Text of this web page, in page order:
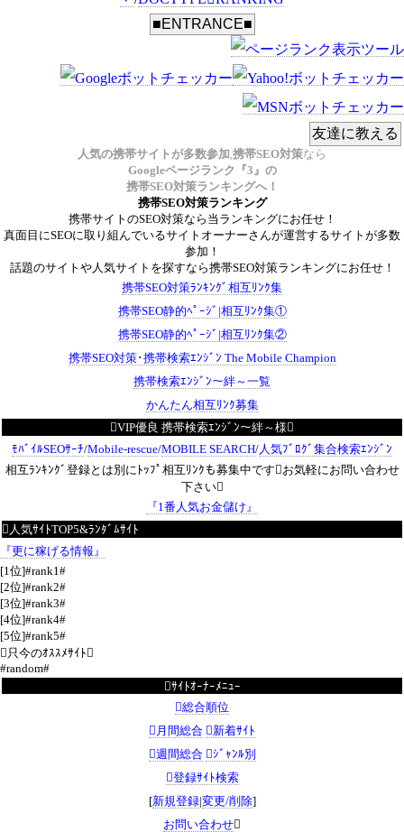
人気の携帯サイトが多数参加,携帯SEO対策なら
Googleページランク『3』の
携帯SEO対策ランキングへ！
携帯SEO対策ランキング
携帯サイトのSEO対策なら当ランキングにお任せ！
真面目にSEOに取り組んでいるサイトオーナーさんが運営するサイトが多数
参加！
話題のサイトや人気サイトを探すなら携帯SEO対策ランキングにお任せ！
携帯SEO対策ﾗﾝｷﾝｸﾞ相互ﾘﾝｸ集
携帯SEO静的ﾍﾟｰｼﾞ|相互ﾘﾝｸ集①
携帯SEO静的ﾍﾟｰｼﾞ|相互ﾘﾝｸ集②
携帯SEO対策･携帯検索ｴﾝｼﾞﾝ The Mobile Champion
携帯検索ｴﾝｼﾞﾝ～絆～一覧
かんたん相互ﾘﾝｸ募集
VIP優良 携帯検索ｴﾝｼﾞﾝ～絆～様
ﾓﾊﾞｲﾙSEOｻｰﾁ/Mobile-rescue/MOBILE SEARCH/人気ﾌﾞﾛｸﾞ集合検索ｴﾝｼﾞﾝ
相互ﾗﾝｷﾝｸﾞ登録とは別にﾄｯﾌﾟ相互ﾘﾝｸも募集中ですお気軽にお問い合わせ
下さい
『1番人気お金儲け』
人気ｻｲﾄTOP5&ﾗﾝﾀﾞﾑｻｲﾄ
『更に稼げる情報』
[1位]#rank1#
[2位]#rank2#
[3位]#rank3#
[4位]#rank4#
[5位]#rank5#
只今のｵｽｽﾒｻｲﾄ
#random#
ｻｲﾄｵｰﾅｰﾒﾆｭｰ
総合順位
月間総合 新着ｻｲﾄ
週間総合 ｼﾞｬﾝﾙ別
登録ｻｲﾄ検索
[新規登録|変更/削除]
お問い合わせ